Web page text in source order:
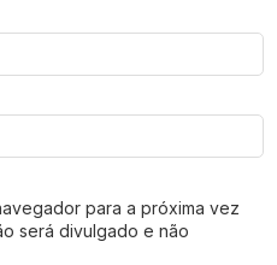
para a próxima vez
será divulgado e não